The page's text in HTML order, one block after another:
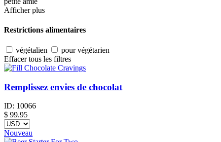
Afficher plus
Restrictions alimentaires
végétalien
pour végétarien
Effacer tous les filtres
Remplissez envies de chocolat
ID: 10066
$ 99.95
Nouveau